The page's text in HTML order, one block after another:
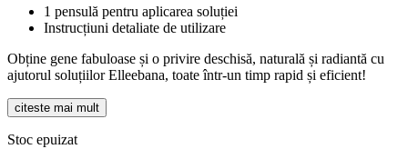
1 pensulă pentru aplicarea soluției
Instrucțiuni detaliate de utilizare
Obține gene fabuloase și o privire deschisă, naturală și radiantă cu
ajutorul soluțiilor Elleebana, toate într-un timp rapid și eficient!
citeste mai mult
Stoc epuizat